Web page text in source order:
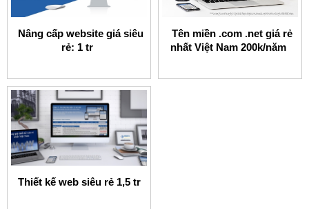
Nâng cấp website giá siêu
rẻ: 1 tr
Tên miền .com .net giá rẻ
nhất Việt Nam 200k/năm
Thiết kế web siêu rẻ 1,5 tr